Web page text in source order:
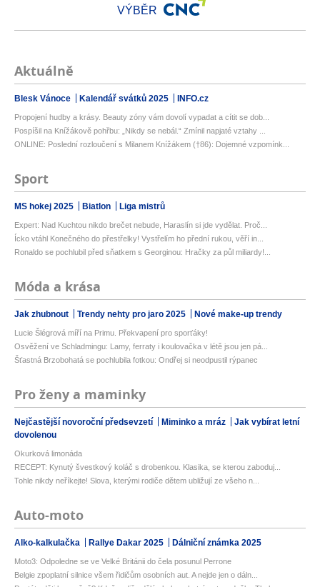
VÝBĚR
Aktuálně
Blesk Vánoce Kalendář svátků 2025 INFO.cz
Propojení hudby a krásy. Beauty zóny vám dovolí vypadat a cítit se dob...
Pospíšil na Knížákově pohřbu: „Nikdy se nebál.“ Zmínil napjaté vztahy ...
ONLINE: Poslední rozloučení s Milanem Knížákem (†86): Dojemné vzpomínk...
Sport
MS hokej 2025 Biatlon Liga mistrů
Expert: Nad Kuchtou nikdo brečet nebude, Haraslín si jde vydělat. Proč...
Ícko vtáhl Konečného do přestřelky! Vystřelím ho přední rukou, věří in...
Ronaldo se pochlubil před sňatkem s Georginou: Hračky za půl miliardy!...
Móda a krása
Jak zhubnout Trendy nehty pro jaro 2025 Nové make-up trendy
Lucie Šlégrová míří na Primu. Překvapení pro sporťáky!
Osvěžení ve Schladmingu: Lamy, ferraty i koulovačka v létě jsou jen pá...
Šťastná Brzobohatá se pochlubila fotkou: Ondřej si neodpustil rýpanec
Pro ženy a maminky
Nejčastější novoroční předsevzetí Miminko a mráz
Jak vybírat letní
dovolenou
Okurková limonáda
RECEPT: Kynutý švestkový koláč s drobenkou. Klasika, se kterou zaboduj...
Tohle nikdy neříkejte! Slova, kterými rodiče dětem ubližují ze všeho n...
Auto-moto
Alko-kalkulačka Rallye Dakar 2025 Dálniční známka 2025
Moto3: Odpoledne se ve Velké Británii do čela posunul Perrone
Belgie zpoplatní silnice všem řidičům osobních aut. A nejde jen o dáln...